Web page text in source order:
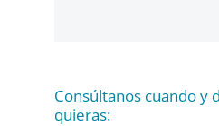
Consúltanos cuando y
quieras:
a
s